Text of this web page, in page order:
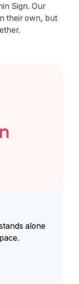
Sign. Our
their own, but
alone